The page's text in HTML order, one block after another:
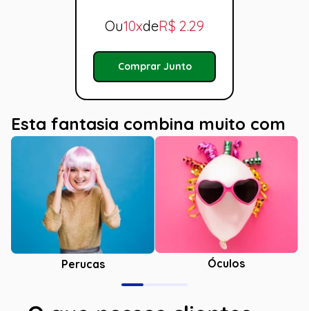
Ou10xdeR$ 2.29
Comprar Junto
Esta fantasia combina muito com
Perucas Óculos